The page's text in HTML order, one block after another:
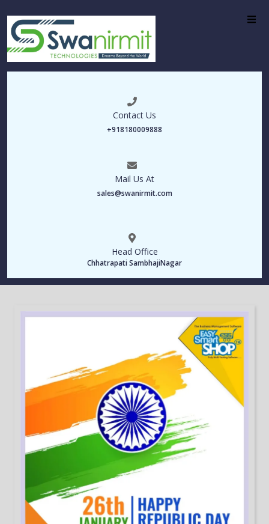
Contact Us
+918180009888
Mail Us At
sales@swanirmit.com
Head Office
Chhatrapati SambhajiNagar